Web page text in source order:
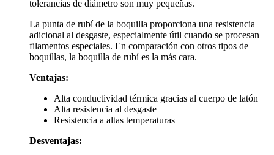
tolerancias de diámetro son muy pequeñas.
La punta de rubí de la boquilla proporciona una resistencia
adicional al desgaste, especialmente útil cuando se procesan
filamentos especiales. En comparación con otros tipos de
boquillas, la boquilla de rubí es la más cara.
Ventajas:
Alta conductividad térmica gracias al cuerpo de latón
Alta resistencia al desgaste
Resistencia a altas temperaturas
Desventajas: